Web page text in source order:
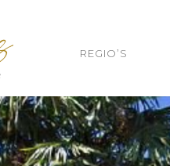
REGIO’S